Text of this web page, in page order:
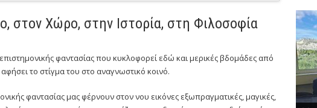
στον Χώρο, στην Ιστορία, στη Φιλοσοφία
φαντασίας που κυκλοφορεί εδώ και μερικές βδομάδες από
αφήσει το στίγμα του στο αναγνωστικό κοινό.
φαντασίας μας φέρνουν στον νου εικόνες εξωπραγματικές, μαγικές,